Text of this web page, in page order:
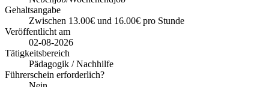
Gehaltsangabe
Zwischen 13.00€ und 16.00€ pro Stunde
Veröffentlicht am
02-08-2026
Tätigkeitsbereich
Pädagogik / Nachhilfe
Führerschein erforderlich?